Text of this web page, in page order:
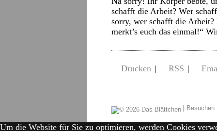
schafft die Arbeit? Wer
sorry, wer schafft die
merkt’s euch das einmal!“
Drucken | RSS |
|
Um die Website für Sie zu optimieren, werden Cookies